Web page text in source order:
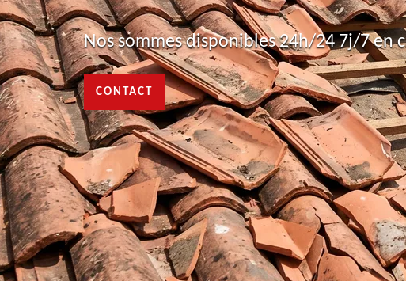
Nos sommes disponibles 24h/24 7j/7 en
CONTACT